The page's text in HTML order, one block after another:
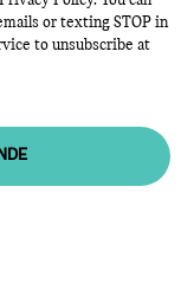
or texting STOP in
to unsubscribe at